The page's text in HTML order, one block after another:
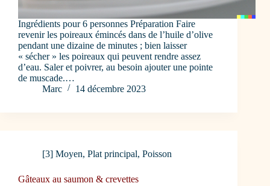
Ingrédients pour 6 personnes Préparation Faire
revenir les poireaux émincés dans de l’huile d’olive
pendant une dizaine de minutes ; bien laisser
« sécher » les poireaux qui peuvent rendre assez
d’eau. Saler et poivrer, au besoin ajouter une pointe
de muscade.…
Marc
14 décembre 2023
[3] Moyen, Plat principal, Poisson
Gâteaux au saumon & crevettes